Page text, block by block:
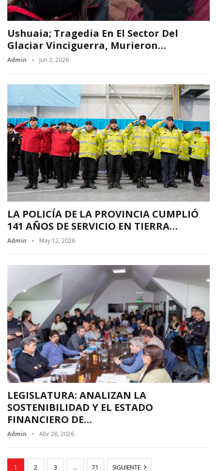
Ushuaia; Tragedia En El Sector Del
Glaciar Vinciguerra, Murieron…
Admin Jun 2, 2026
LA POLICÍA DE LA PROVINCIA CUMPLIÓ
141 AÑOS DE SERVICIO EN TIERRA…
Admin May 12, 2026
LEGISLATURA: ANALIZAN LA
SOSTENIBILIDAD Y EL ESTADO
FINANCIERO DE…
Admin Abr 28, 2026
1 2 3 … 71 SIGUIENTE